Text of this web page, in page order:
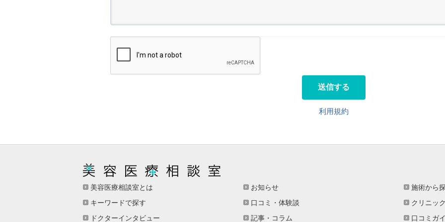
送信する
利用規約
美容医療相談室とは お知らせ
施術から
キーワードで探す
口コミ・体験談
クリニッ
ドクターインタビュー
記事・コラム 口コミガ